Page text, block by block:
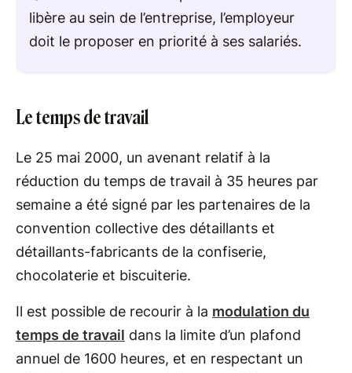
libère au sein de l’entreprise, l’employeur
doit le proposer en priorité à ses salariés.
Le temps de travail
Le 25 mai 2000, un avenant relatif à la
réduction du temps de travail à 35 heures par
semaine a été signé par les partenaires de la
convention collective des détaillants et
détaillants-fabricants de la confiserie,
chocolaterie et biscuiterie.
Il est possible de recourir à la modulation du
temps de travail dans la limite d’un plafond
annuel de 1600 heures, et en respectant un